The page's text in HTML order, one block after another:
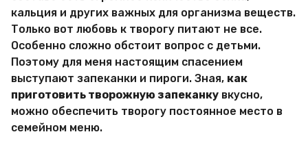
и
р
Х
и
т
р
о
с
т
е
й
кальция и других важных для организма веществ.
Только вот любовь к творогу питают не все.
Особенно сложно обстоит вопрос с детьми.
Поэтому для меня настоящим спасением
выступают запеканки и пироги. Зная, как
приготовить творожную запеканку вкусно,
можно обеспечить творогу постоянное место в
семейном меню.